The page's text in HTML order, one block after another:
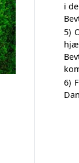
i
5)
6)